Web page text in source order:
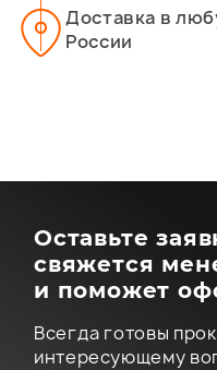
Доставка в
России
Оставьте
свяжется
и поможет
Всегда готовы
интересующему